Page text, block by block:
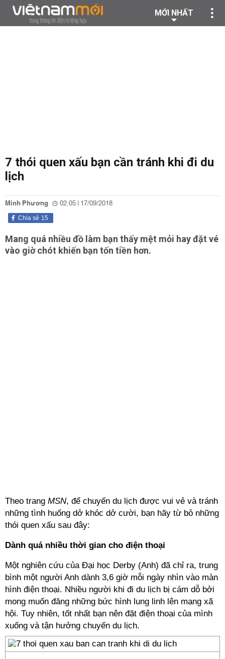
MỚI NHẤT
7 thói quen xấu bạn cần tránh khi đi du
lịch
Minh Phương 02:05 | 17/09/2018
15
Chia sẻ
Mang quá nhiều đồ làm bạn thấy mệt mỏi hay đặt vé
vào giờ chót khiến bạn tốn tiền hơn.
Theo trang MSN, để chuyến du lịch được vui vẻ và tránh
những tình huống dở khóc dở cười, bạn hãy từ bỏ những
thói quen xấu sau đây:
Dành quá nhiều thời gian cho điện thoại
Một nghiên cứu của Đại học Derby (Anh) đã chỉ ra, trung
bình một người Anh dành 3,6 giờ mỗi ngày nhìn vào màn
hình điện thoại. Nhiều người khi đi du lịch bị cám dỗ bởi
mong muốn đăng những bức hình lung linh lên mạng xã
hội. Tuy nhiên, tốt nhất bạn nên đặt điện thoại của mình
xuống và tận hưởng chuyến du lịch.